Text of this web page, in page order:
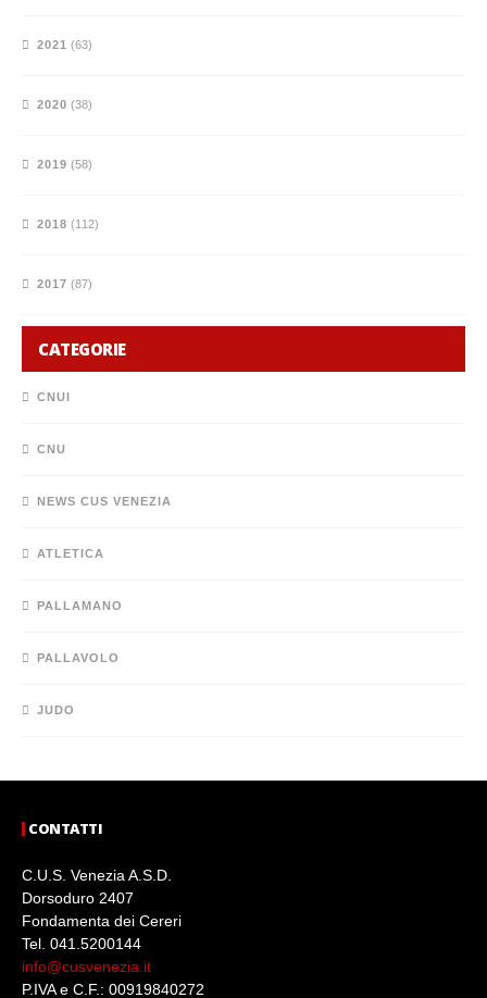
2021 (63)
2020 (38)
2019 (58)
2018 (112)
2017 (87)
CATEGORIE
CNUI
CNU
NEWS CUS VENEZIA
ATLETICA
PALLAMANO
PALLAVOLO
JUDO
CONTATTI
C.U.S. Venezia A.S.D.
Dorsoduro 2407
Fondamenta dei Cereri
Tel. 041.5200144
info@cusvenezia.it
P.IVA e C.F.: 00919840272